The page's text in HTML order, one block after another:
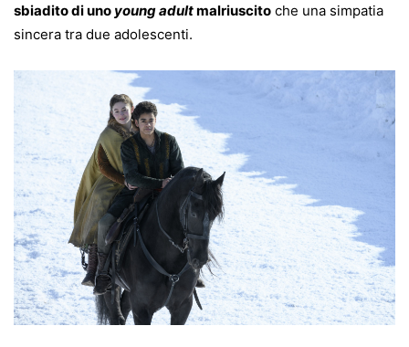
sbiadito di uno young adultmalriuscito che una simpatia
sincera tra due adolescenti.